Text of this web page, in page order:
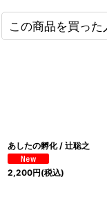
この商品を買っ
あしたの孵化 / 辻聡之
2,200円(税込)